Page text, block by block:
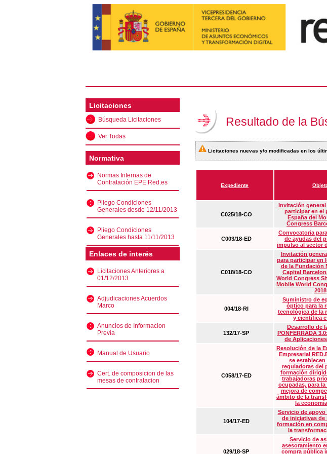
Licitaciones
Búsqueda Licitaciones
Ver Todas
Normativa
Normas Internas de
Contratación EPE Red.es
Pliego Condiciones
Generales desde 12/11/2013
Pliego Condiciones
Generales hasta 11/11/2013
Enlaces de interés
Licitaciones Anteriores a
01/12/2013
Adjudicaciones Acuerdos
Marco
Anuncios de Informacion
Previa
Manual de Usuario
Cert. de composicion de las
mesas de contratacion
Resultado de la
Licitaciones nuevas y/o modificadas en los
Expediente
C025/18-CO
Invitación general
participar en el
España del
Congress
C003/18-ED
Convocatoria
de ayudas del
impulso al sector
C018/18-CO
Invitación
para participar en
de la Fundación
Capital
World Congress
Mobile World
2018
004/18-RI
Suministro de
óptico para la
tecnológica de la
y científica
132/17-SP
Desarrollo de
PONFERRADA
de
C058/17-ED
Resolución de la
Empresarial
se establecen
reguladoras del
formación
trabajadoras
ocupadas, para
mejora de
ámbito de la
la
104/17-ED
Servicio de apoyo
de iniciativas de
formación en
la
029/18-SP
Servicio de
asesoramiento
compra pública